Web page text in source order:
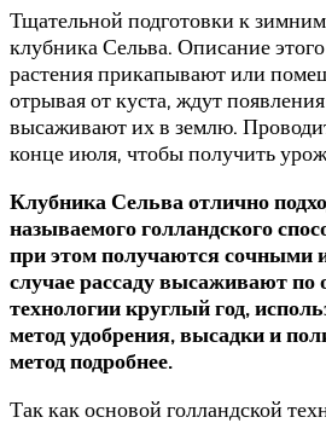
Тщательной подготовки к
клубника Сельва. Описание
растения прикапывают или
отрывая от куста, ждут
высаживают их в землю.
конце июля, чтобы получить
Клубника Сельва отлично
называемого голландского
при этом получаются сочными
случае рассаду высаживают по
технологии круглый год,
метод удобрения, высадки и
метод подробнее.
Так как основой голландской